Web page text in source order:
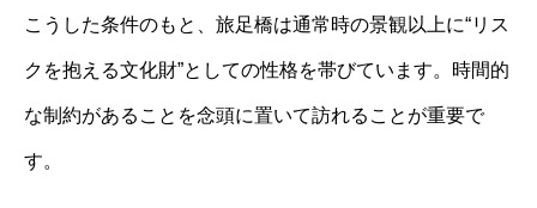
こうした条件のもと、旅足橋は通常時の景観以上に“リス
クを抱える文化財”としての性格を帯びています。時間的
な制約があることを念頭に置いて訪れることが重要で
す。